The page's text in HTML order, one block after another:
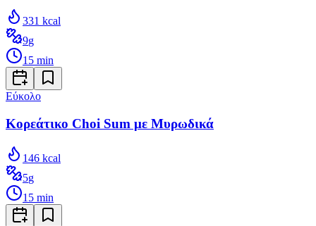
331 kcal
9g
15 min
Εύκολο
Κορεάτικο Choi Sum με Μυρωδικά
146 kcal
5g
15 min